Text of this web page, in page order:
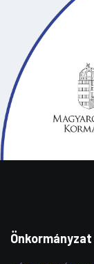
Önkormányzat